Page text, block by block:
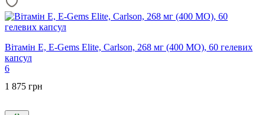
Вітамін Е, E-Gems Elite, Carlson, 268 мг (400 МО), 60 гелевих
капсул
6
1 875 грн